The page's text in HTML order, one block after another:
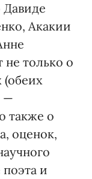
Давиде
Акакии
не только о
(обеих
—
также о
оценок,
и